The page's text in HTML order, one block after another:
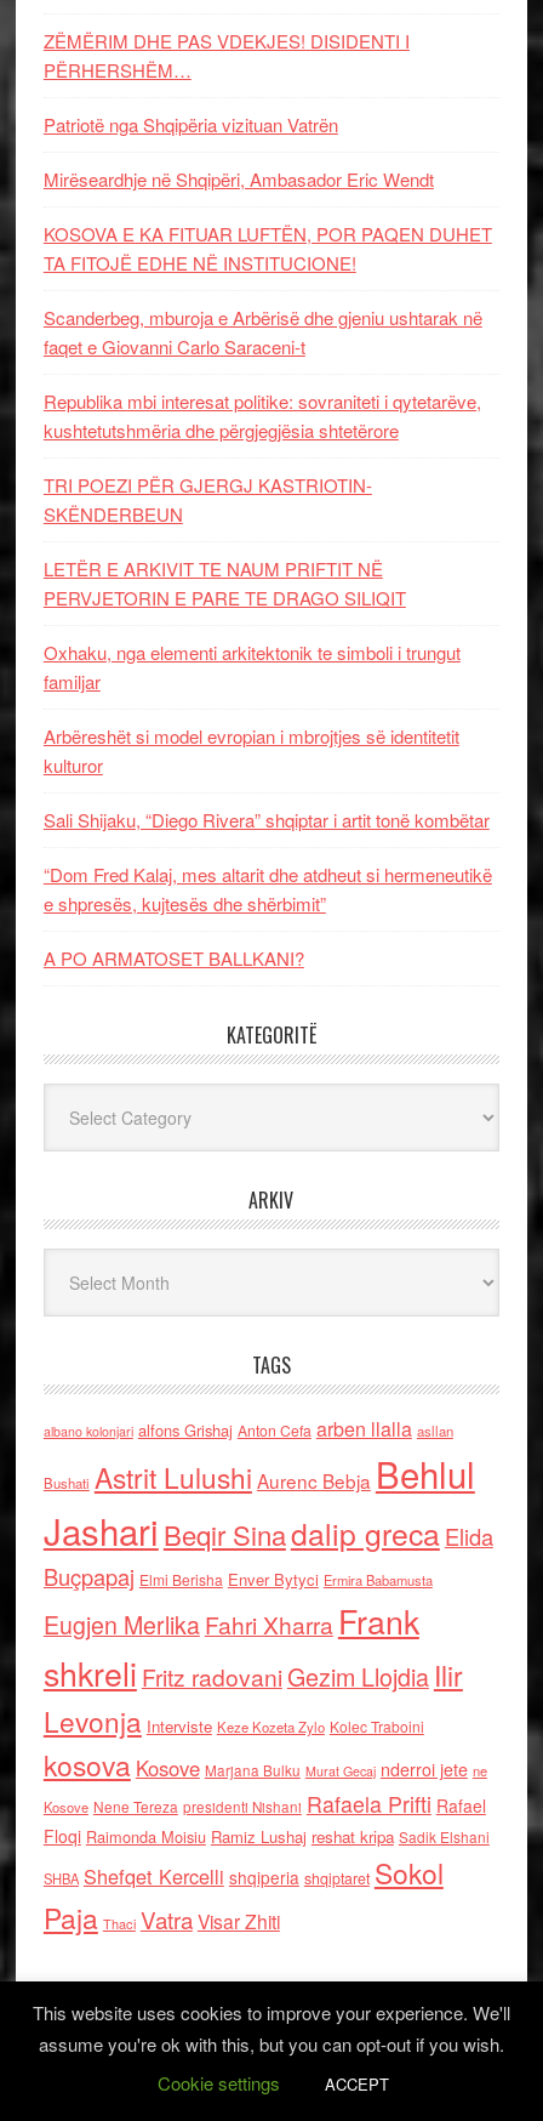
ZËMËRIM DHE PAS VDEKJES! DISIDENTI I
PËRHERSHËM…
Patriotë nga Shqipëria vizituan Vatrën
Mirëseardhje në Shqipëri, Ambasador Eric Wendt
KOSOVA E KA FITUAR LUFTËN, POR PAQEN DUHET
TA FITOJË EDHE NË INSTITUCIONE!
Scanderbeg, mburoja e Arbërisë dhe gjeniu ushtarak në
faqet e Giovanni Carlo Saraceni-t
Republika mbi interesat politike: sovraniteti i qytetarëve,
kushtetutshmëria dhe përgjegjësia shtetërore
TRI POEZI PËR GJERGJ KASTRIOTIN-
SKËNDERBEUN
LETËR E ARKIVIT TE NAUM PRIFTIT NË
PERVJETORIN E PARE TE DRAGO SILIQIT
Oxhaku, nga elementi arkitektonik te simboli i trungut
familjar
Arbëreshët si model evropian i mbrojtjes së identitetit
kulturor
Sali Shijaku, “Diego Rivera” shqiptar i artit tonë kombëtar
“Dom Fred Kalaj, mes altarit dhe atdheut si hermeneutikë
e shpresës, kujtesës dhe shërbimit”
A PO ARMATOSET BALLKANI?
KATEGORITË
ARKIV
TAGS
albano kolonjari alfons Grishaj Anton Cefa arben llalla asllan
Bushati Astrit Lulushi Aurenc Bebja Behlul
Jashari Beqir Sinadalip grecaElida
Buçpapaj Elmi Berisha Enver Bytyci Ermira Babamusta
Eugjen MerlikaFahri Xharra Frank
shkreli Fritz radovaniGezim Llojdia Ilir
Levonja Interviste Keze Kozeta Zylo Kolec Traboini
kosova Kosove Marjana Bulku Murat Gecaj nderroi jete ne
Kosove Nene Tereza presidenti Nishani Rafaela Prifti Rafael
Floqi Raimonda Moisiu Ramiz Lushaj reshat kripa Sadik Elshani
SHBA Shefqet Kercelli shqiperia shqiptaret Sokol
Paja Thaci VatraVisar Zhiti
Log in
This website uses cookies to improve your experience. We'll
assume you're ok with this, but you can opt-out if you wish.
Cookie settings
ACCEPT